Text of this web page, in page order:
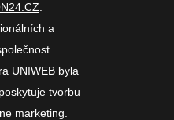
a
UNIWEB byla
tvorbu
marketing.